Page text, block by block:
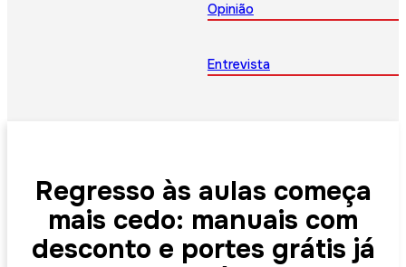
Opinião
Entrevista
Regresso às aulas começa
mais cedo: manuais com
desconto e portes grátis já